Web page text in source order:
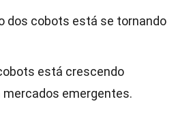
dos cobots está se tornando
está crescendo
emergentes.